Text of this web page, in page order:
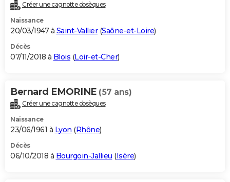
Créer une cagnotte obsèques
Naissance
20/03/1947 à Saint-Vallier(Saône-et-Loire)
Décès
07/11/2018 à Blois (Loir-et-Cher)
Bernard EMORINE (57 ans)
Créer une cagnotte obsèques
Naissance
23/06/1961 à Lyon (Rhône)
Décès
06/10/2018 à Bourgoin-Jallieu (Isère)